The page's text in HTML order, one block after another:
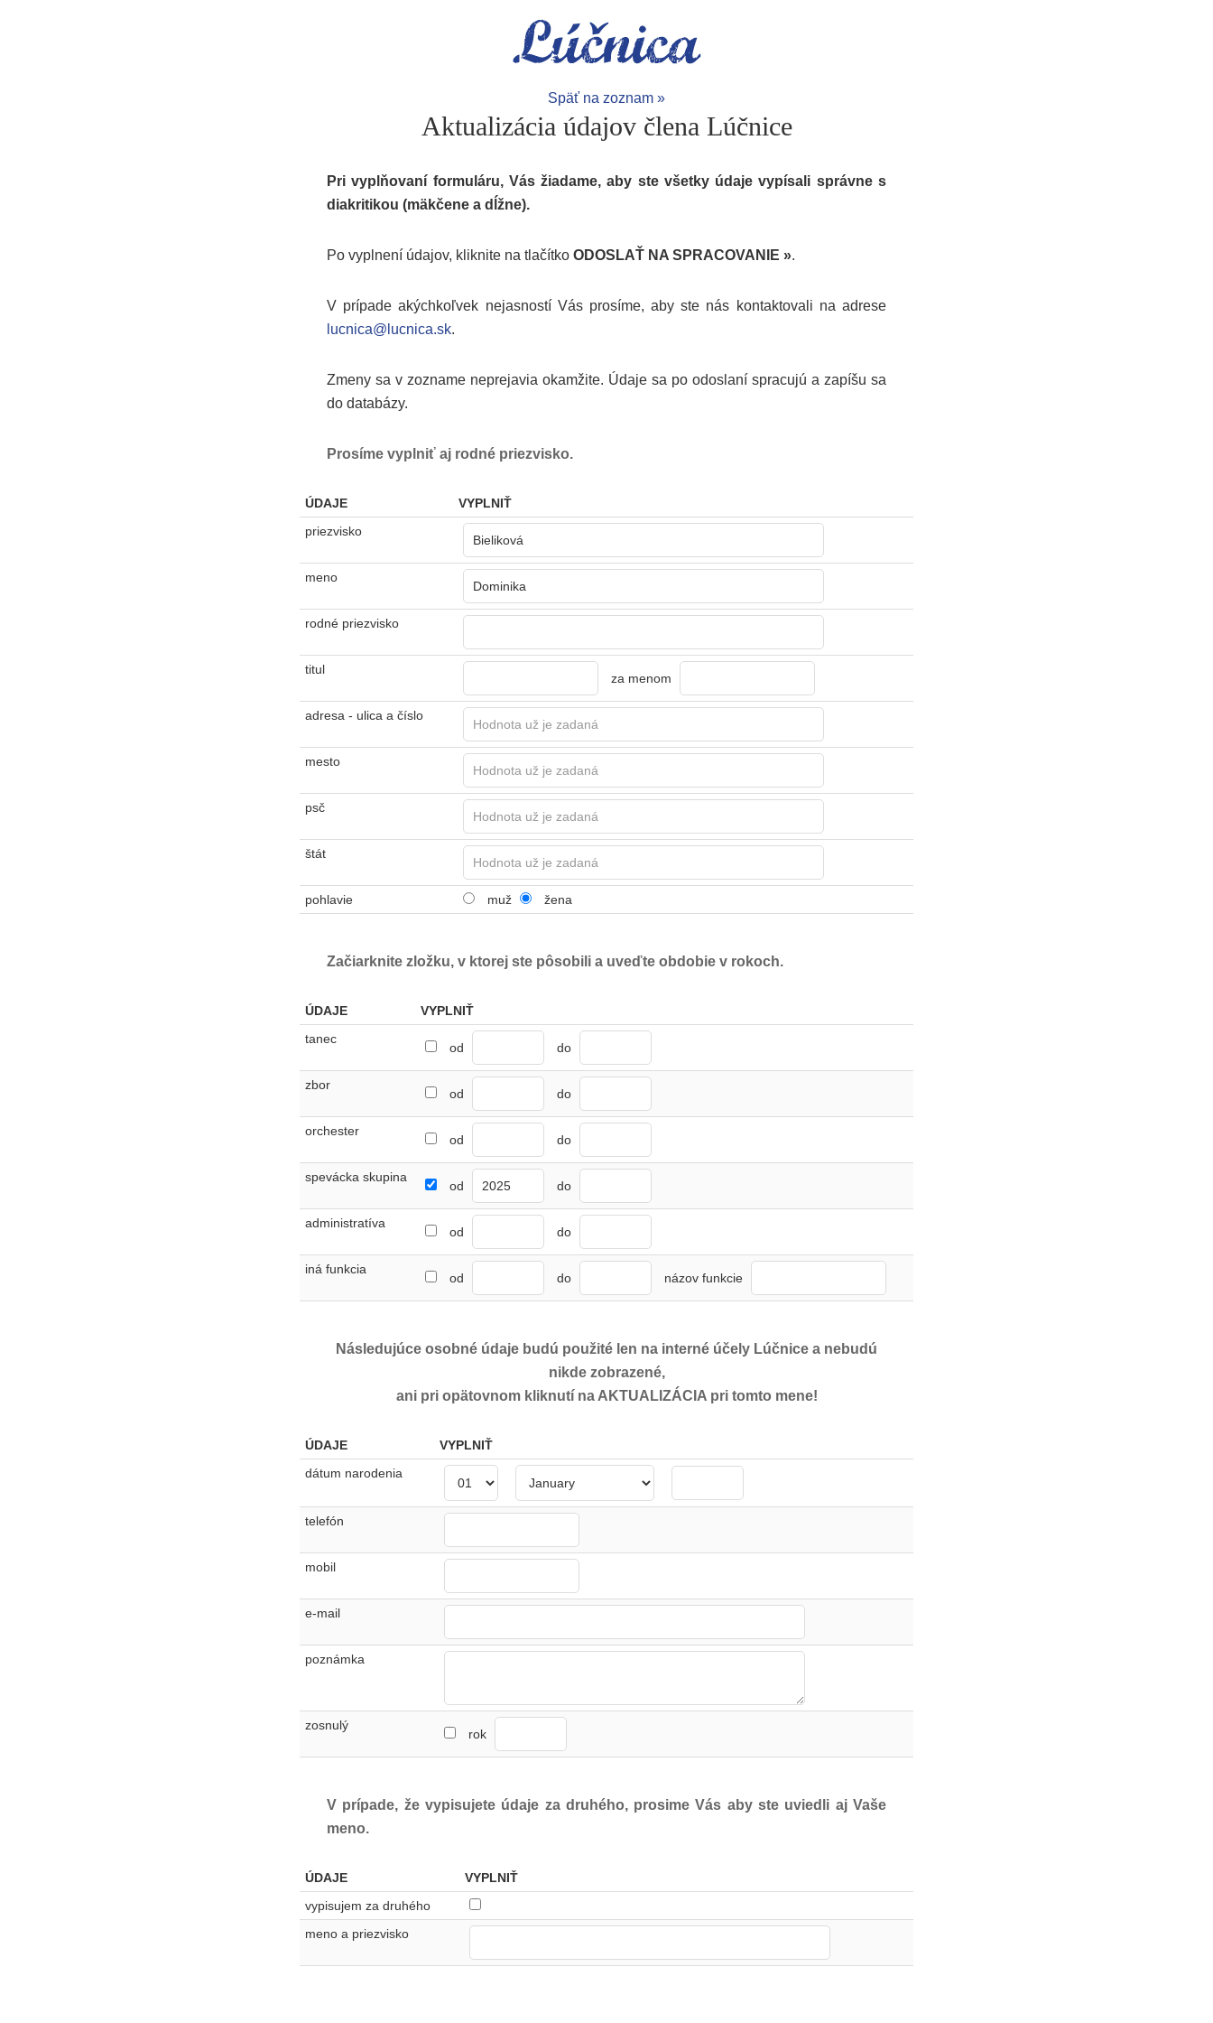
Späť na zoznam »
Aktualizácia údajov člena Lúčnice
Pri vyplňovaní formuláru, Vás žiadame, aby ste všetky údaje vypísali správne s
diakritikou (mäkčene a dĺžne).
Po vyplnení údajov, kliknite na tlačítko ODOSLAŤ NA SPRACOVANIE ».
V prípade akýchkoľvek nejasností Vás prosíme, aby ste nás kontaktovali na adrese
lucnica@lucnica.sk.
Zmeny sa v zozname neprejavia okamžite. Údaje sa po odoslaní spracujú a zapíšu sa
do databázy.
Prosíme vyplniť aj rodné priezvisko.
ÚDAJE
VYPLNIŤ
priezvisko
meno
rodné priezvisko
titul
za menom
adresa - ulica a číslo
mesto
psč
štát
pohlavie muž žena
Začiarknite zložku, v ktorej ste pôsobili a uveďte obdobie v rokoch.
ÚDAJE
VYPLNIŤ
tanec
od do
zbor
od do
orchester
od do
spevácka skupina
od do
administratíva
od do
iná funkcia
od do názov funkcie
Následujúce osobné údaje budú použité len na interné účely Lúčnice a nebudú
nikde zobrazené,
ani pri opätovnom kliknutí na AKTUALIZÁCIA pri tomto mene!
ÚDAJE
VYPLNIŤ
dátum narodenia
telefón
mobil
e-mail
poznámka
zosnulý
rok
V prípade, že vypisujete údaje za druhého, prosime Vás aby ste uviedli aj Vaše
meno.
ÚDAJE
VYPLNIŤ
vypisujem za druhého
meno a priezvisko